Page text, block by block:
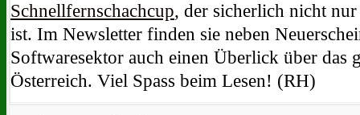
Schnellfernschachcup, der sicherlich nicht
ist. Im Newsletter finden sie neben
Softwaresektor auch einen Überlick über das
Österreich. Viel Spass beim Lesen! (RH)